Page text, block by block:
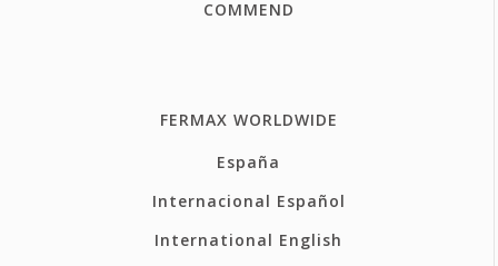
COMMEND
FERMAX WORLDWIDE
España
Internacional Español
International English